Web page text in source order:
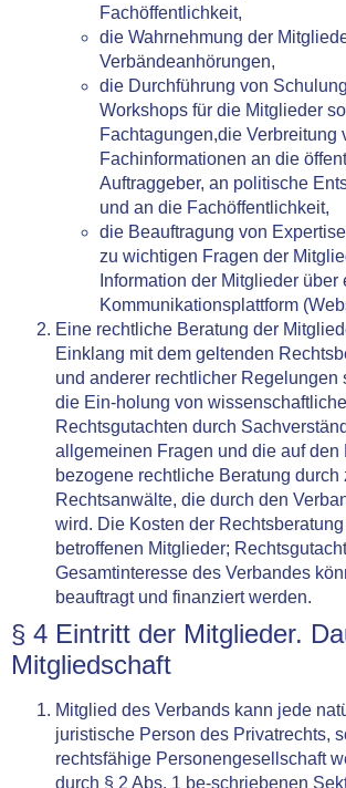
Fachöffentlichkeit,
die Wahrnehmung der
Verbändeanhörungen,
die Durchführung von
Workshops für die Mitglieder
Fachtagungen,die Verbreitung
Fachinformationen an die
Auftraggeber, an politische
und an die Fachöffentlichkeit,
die Beauftragung von
zu wichtigen Fragen der
Information der Mitglieder
Kommunikationsplattform
Eine rechtliche Beratung der
Einklang mit dem geltenden
und anderer rechtlicher Regelungen
die Ein-holung von
Rechtsgutachten durch
allgemeinen Fragen und die auf den
bezogene rechtliche Beratung durch
Rechtsanwälte, die durch den
wird. Die Kosten der
betroffenen Mitglieder;
Gesamtinteresse des Verbandes
beauftragt und finanziert werden.
§ 4 Eintritt der Mitglieder.
Mitgliedschaft
Mitglied des Verbands kann jede
juristische Person des Privatrechts,
rechtsfähige Personengesellschaft
durch § 2 Abs. 1 be-schriebenen